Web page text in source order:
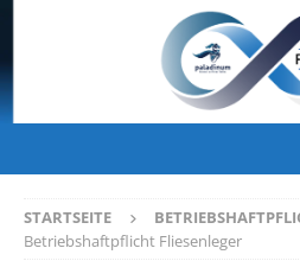
STARTSEITE
Betriebshaftpflicht Fliesenleger